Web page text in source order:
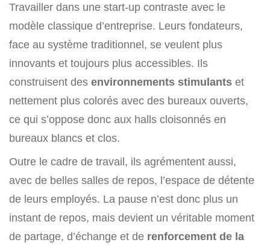
Travailler dans une start-up contraste avec le
modèle classique d’entreprise. Leurs fondateurs,
face au système traditionnel, se veulent plus
innovants et toujours plus accessibles. Ils
construisent des environnements stimulants et
nettement plus colorés avec des bureaux ouverts,
ce qui s’oppose donc aux halls cloisonnés en
bureaux blancs et clos.
Outre le cadre de travail, ils agrémentent aussi,
avec de belles salles de repos, l’espace de détente
de leurs employés. La pause n’est donc plus un
instant de repos, mais devient un véritable moment
de partage, d’échange et de renforcement de la